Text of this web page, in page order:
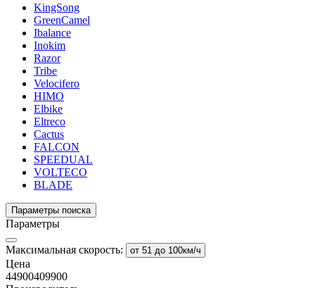
KingSong
GreenCamel
Ibalance
Inokim
Razor
Tribe
Velocifero
HIMO
Elbike
Eltreco
Cactus
FALCON
SPEEDUAL
VOLTECO
BLADE
Параметры поиска
Параметры
Максимальная скорость: от 51 до 100км/ч
Цена
44900409900